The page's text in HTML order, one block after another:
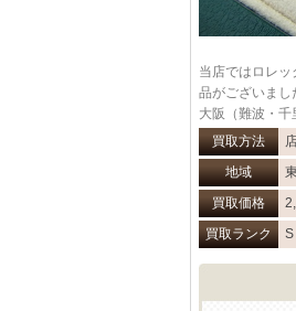
当店ではロレ
品がございまし
大阪（難波・千
買取方法
地域
買取価格
買取ランク
S